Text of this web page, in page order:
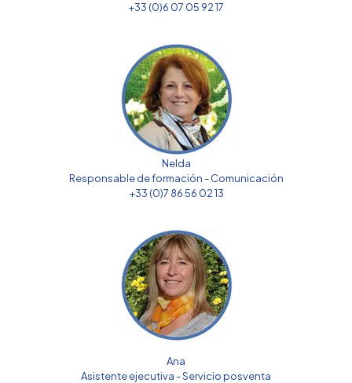
+33 (0)6 07 05 92 17
Nelda
Responsable de formación - Comunicación
+33 (0)7 86 56 02 13
Ana
Asistente ejecutiva - Servicio posventa